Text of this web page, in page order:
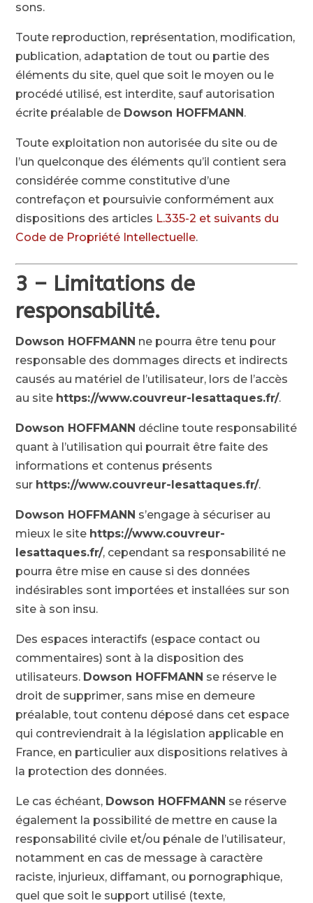
sons.
Toute reproduction, représentation, modification,
publication, adaptation de tout ou partie des
éléments du site, quel que soit le moyen ou le
procédé utilisé, est interdite, sauf autorisation
écrite préalable de Dowson HOFFMANN.
Toute exploitation non autorisée du site ou de
l’un quelconque des éléments qu’il contient sera
considérée comme constitutive d’une
contrefaçon et poursuivie conformément aux
dispositions des articles L.335-2 et suivants du
Code de Propriété Intellectuelle.
3 – Limitations de
responsabilité.
Dowson HOFFMANN ne pourra être tenu pour
responsable des dommages directs et indirects
causés au matériel de l’utilisateur, lors de l’accès
au site https://www.couvreur-lesattaques.fr/.
Dowson HOFFMANN décline toute responsabilité
quant à l’utilisation qui pourrait être faite des
informations et contenus présents
sur https://www.couvreur-lesattaques.fr/.
Dowson HOFFMANN s’engage à sécuriser au
mieux le site https://www.couvreur-
lesattaques.fr/, cependant sa responsabilité ne
pourra être mise en cause si des données
indésirables sont importées et installées sur son
site à son insu.
Des espaces interactifs (espace contact ou
commentaires) sont à la disposition des
utilisateurs. Dowson HOFFMANN se réserve le
droit de supprimer, sans mise en demeure
préalable, tout contenu déposé dans cet espace
qui contreviendrait à la législation applicable en
France, en particulier aux dispositions relatives à
la protection des données.
Le cas échéant, Dowson HOFFMANN se réserve
également la possibilité de mettre en cause la
responsabilité civile et/ou pénale de l’utilisateur,
notamment en cas de message à caractère
raciste, injurieux, diffamant, ou pornographique,
quel que soit le support utilisé (texte,